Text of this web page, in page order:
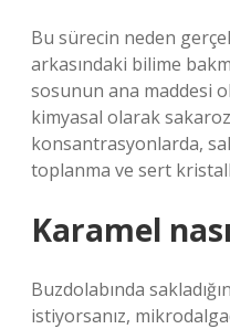
Bu sürecin neden
arkasındaki bilime
sosunun ana maddesi
kimyasal olarak
konsantrasyonlarda,
toplanma ve sert
Karamel
Buzdolabında
istiyorsanız,